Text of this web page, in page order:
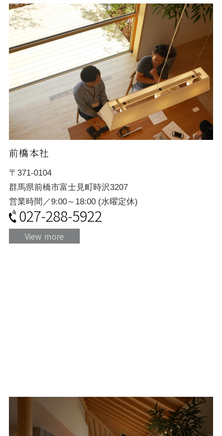
前橋本社
〒371-0104
群馬県前橋市富士見町時沢3207
営業時間／9:00～18:00 (水曜定休)
027-288-5922
View more